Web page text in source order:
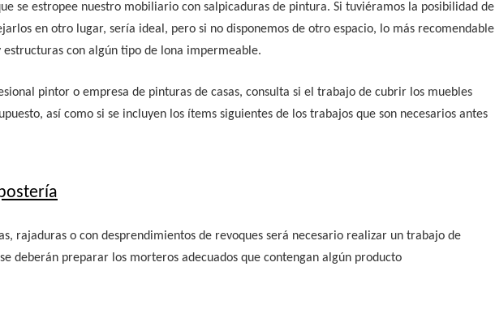
se estropee nuestro mobiliario con salpicaduras de pintura. Si tuviéramos la posibilidad de
en otro lugar, sería ideal, pero si no disponemos de otro espacio, lo más recomendable
estructuras con algún tipo de lona impermeable.
pintor o empresa de pinturas de casas, consulta si el trabajo de cubrir los muebles
así como si se incluyen los ítems siguientes de los trabajos que son necesarios antes
rajaduras o con desprendimientos de revoques será necesario realizar un trabajo de
deberán preparar los morteros adecuados que contengan algún producto